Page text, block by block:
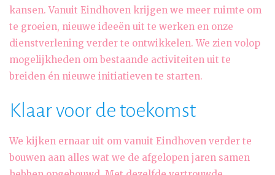
kansen. Vanuit Eindhoven krijgen we meer ruimte om
te groeien, nieuwe ideeën uit te werken en onze
dienstverlening verder te ontwikkelen. We zien volop
mogelijkheden om bestaande activiteiten uit te
breiden én nieuwe initiatieven te starten.
Klaar voor de toekomst
We kijken ernaar uit om vanuit Eindhoven verder te
bouwen aan alles wat we de afgelopen jaren samen